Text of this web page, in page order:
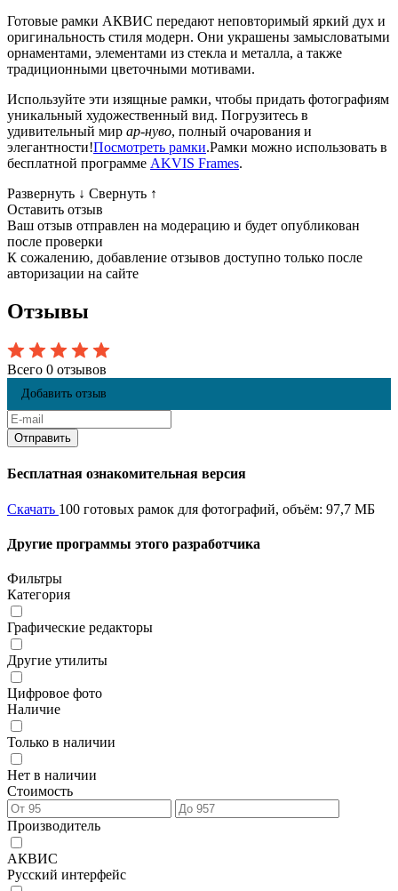
Готовые рамки АКВИС передают неповторимый яркий дух и
оригинальность стиля модерн. Они украшены замысловатыми
орнаментами, элементами из стекла и металла, а также
традиционными цветочными мотивами.
Используйте эти изящные рамки, чтобы придать фотографиям
уникальный художественный вид. Погрузитесь в
удивительный мир ар-нуво, полный очарования и
элегантности!Посмотреть рамки.Рамки можно использовать в
бесплатной программе AKVIS Frames.
Развернуть ↓ Свернуть ↑
Оставить отзыв
Ваш отзыв отправлен на модерацию и будет опубликован
после проверки
К сожалению, добавление отзывов доступно только после
авторизации на сайте
Отзывы
Всего 0 отзывов
Добавить отзыв
Бесплатная ознакомительная версия
Скачать 100 готовых рамок для фотографий, объём: 97,7 МБ
Другие программы этого разработчика
Фильтры
Категория
Графические редакторы
Другие утилиты
Цифровое фото
Наличие
Только в наличии
Нет в наличии
Стоимость
Производитель
АКВИС
Русский интерфейс